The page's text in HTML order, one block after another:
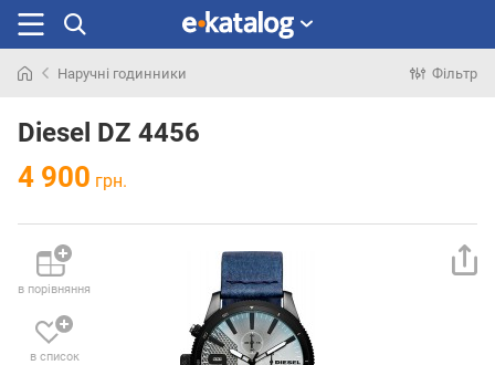
раніше
Наручні годинники Фільтр
Diesel DZ 4456
4 900 грн.
в порівняння
в список